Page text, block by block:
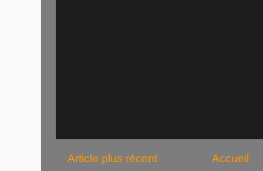
Article plus récent Accueil